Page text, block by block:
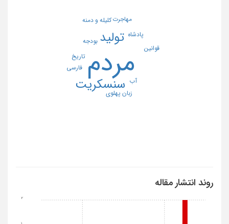
مردم
تولید
سنسکریت آب
بودجه
پادشاه
تاریخ
زبان پهلوی
فارسی
قوانین
مهاجرت کلیله و دمنه
روند انتشار مقاله
2